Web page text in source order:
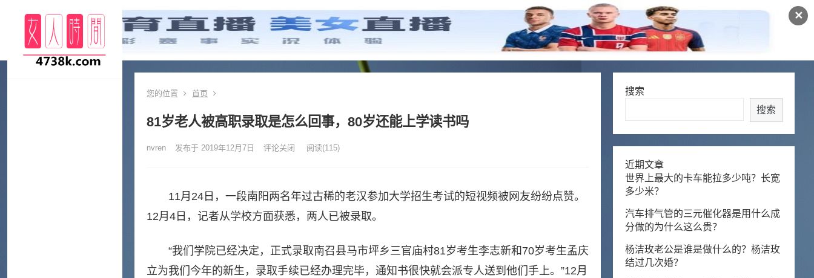
✕
您的位置 首页
81岁老人被高职录取是怎么回事，80岁还能上学读书吗
nvren 发布于 2019年12月7日 评论关闭 阅读(115)
11月24日，一段南阳两名年过古稀的老汉参加大学招生考试的短视频被网友纷纷点赞。
12月4日，记者从学校方面获悉，两人已被录取。
“我们学院已经决定，正式录取南召县马市坪乡三官庙村81岁考生李志新和70岁考生孟庆
立为我们今年的新生，录取手续已经办理完毕，通知书很快就会派专人送到他们手上。”12月
搜索
搜索
近期文章
世界上最大的卡车能拉多少吨？长宽
多少米？
汽车排气管的三元催化器是用什么成
分做的为什么这么贵？
杨洁玫老公是谁是做什么的？杨洁玫
结过几次婚？